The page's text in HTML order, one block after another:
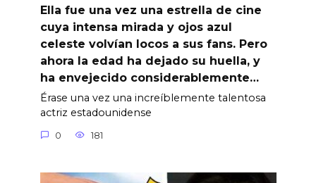
Ella fue una vez una estrella de cine
cuya intensa mirada y ojos azul
celeste volvían locos a sus fans. Pero
ahora la edad ha dejado su huella, y
ha envejecido considerablemente…
Érase una vez una increíblemente talentosa
actriz estadounidense
0 181